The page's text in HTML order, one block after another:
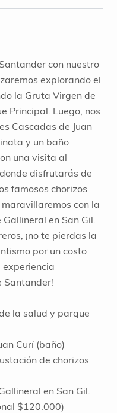
con nuestro
explorando el
la Gruta Virgen de
Principal. Luego, nos
Cascadas de Juan
y un baño
una visita al
disfrutarás de
famosos chorizos
con la
en San Gil.
¡no te pierdas la
por un costo
experiencia
Santander!
la salud y parque
Curí (baño)
de chorizos
en San Gil.
$120.000)